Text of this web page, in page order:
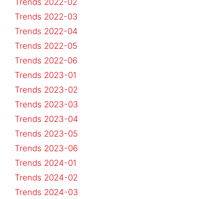
Trends 2022-02
Trends 2022-03
Trends 2022-04
Trends 2022-05
Trends 2022-06
Trends 2023-01
Trends 2023-02
Trends 2023-03
Trends 2023-04
Trends 2023-05
Trends 2023-06
Trends 2024-01
Trends 2024-02
Trends 2024-03